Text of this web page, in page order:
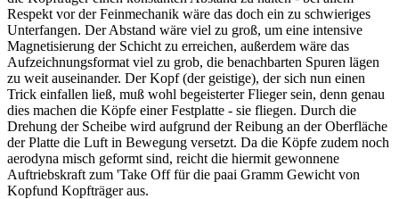
Respekt vor der Feinmechanik wäre das doch ein zu schwieriges
Unterfangen. Der Abstand wäre viel zu groß, um eine intensive
Magnetisierung der Schicht zu erreichen, außerdem wäre das
Aufzeichnungsformat viel zu grob, die benachbarten Spuren lägen
zu weit auseinander. Der Kopf (der geistige), der sich nun einen
Trick einfallen ließ, muß wohl begeisterter Flieger sein, denn genau
dies machen die Köpfe einer Festplatte - sie fliegen. Durch die
Drehung der Scheibe wird aufgrund der Reibung an der Oberfläche
der Platte die Luft in Bewegung versetzt. Da die Köpfe zudem noch
aerodyna misch geformt sind, reicht die hiermit gewonnene
Auftriebskraft zum 'Take Off für die paai Gramm Gewicht von
Kopfund Kopfträger aus.